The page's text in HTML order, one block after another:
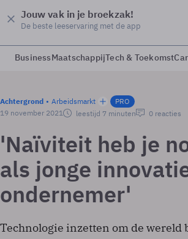
Jouw vak in je broekzak!
De beste leeservaring met de app
BusinessMaatschappijTech & Toekomst
Achtergrond Arbeidsmarkt
PRO
19 november 2021
leestijd 7 minuten 0 reacties
'Naïviteit heb je
als jonge
ondernemer'
Technologie inzetten om de wereld